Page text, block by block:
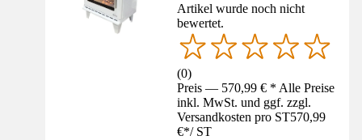
Artikel wurde noch nicht
bewertet.
(0)
Preis — 570,99 € * Alle Preise
inkl. MwSt. und ggf. zzgl.
Versandkosten pro ST570,99
€*/ ST